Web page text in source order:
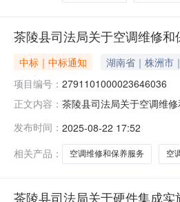
茶陵县司法局关于空调维修
中标｜中标通知 湖南省｜株洲市
项目编号： 2791101000023646036
正文内容： 茶陵县司法局关于空调维
划名称:湖南省株洲市茶陵
发布时间： 2025-08-22 17:52
相关产品：
空调维修和保养服务 空
茶陵县司法局关于硬件集成